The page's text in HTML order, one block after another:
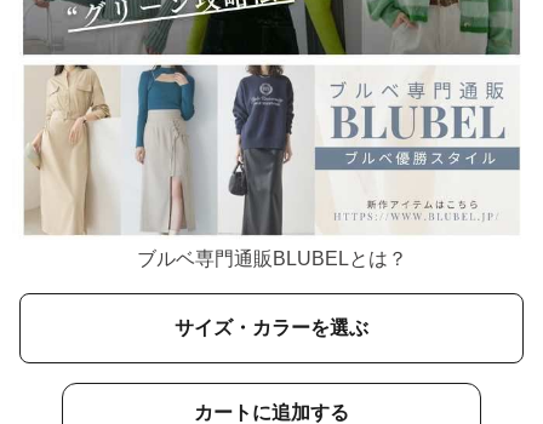
ブルベ専門通販BLUBELとは？
サイズ・カラーを選ぶ
カートに追加する